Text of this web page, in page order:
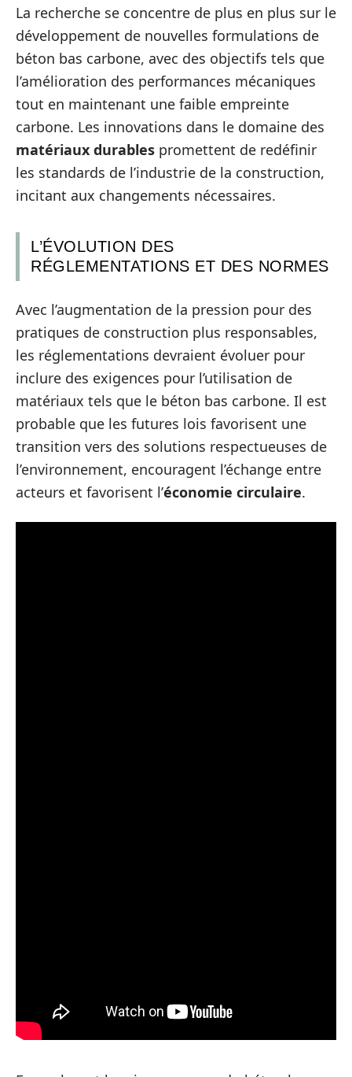
La recherche se concentre de plus en plus sur le
développement de nouvelles formulations de
béton bas carbone, avec des objectifs tels que
l’amélioration des performances mécaniques
tout en maintenant une faible empreinte
carbone. Les innovations dans le domaine des
matériaux durables promettent de redéfinir
les standards de l’industrie de la construction,
incitant aux changements nécessaires.
L’ÉVOLUTION DES
RÉGLEMENTATIONS ET DES NORMES
Avec l’augmentation de la pression pour des
pratiques de construction plus responsables,
les réglementations devraient évoluer pour
inclure des exigences pour l’utilisation de
matériaux tels que le béton bas carbone. Il est
probable que les futures lois favorisent une
transition vers des solutions respectueuses de
l’environnement, encouragent l’échange entre
acteurs et favorisent l’économie circulaire.